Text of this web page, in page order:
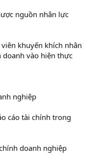
nguồn nhân lực
khuyến khích nhân
vào hiện thực
nghiệp
cáo tài chính trong
doanh nghiệp